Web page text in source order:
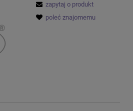
zapytaj o produkt
poleć znajomemu